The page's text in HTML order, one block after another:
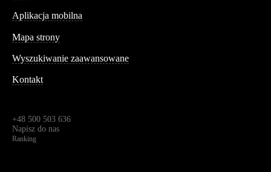
Aplikacja mobilna
Mapa strony
Wyszukiwanie zaawansowane
Kontakt
+48 500 503 636
Napisz do nas
Ranking